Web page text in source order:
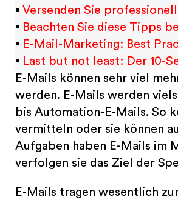
▪ Versenden Sie
▪ Beachten Sie diese Tipps
▪ E-Mail-Marketing: Best
▪ Last but not least: Der 10-
E-Mails können sehr viel
werden. E-Mails werden
bis Automation-E-Mails. So
vermitteln oder sie können
Aufgaben haben E-Mails im
verfolgen sie das Ziel der
E-Mails tragen wesentlich